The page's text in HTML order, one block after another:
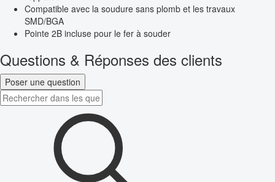
Compatible avec la soudure sans plomb et les travaux
SMD/BGA
Pointe 2B incluse pour le fer à souder
Questions & Réponses des clients
Poser une question